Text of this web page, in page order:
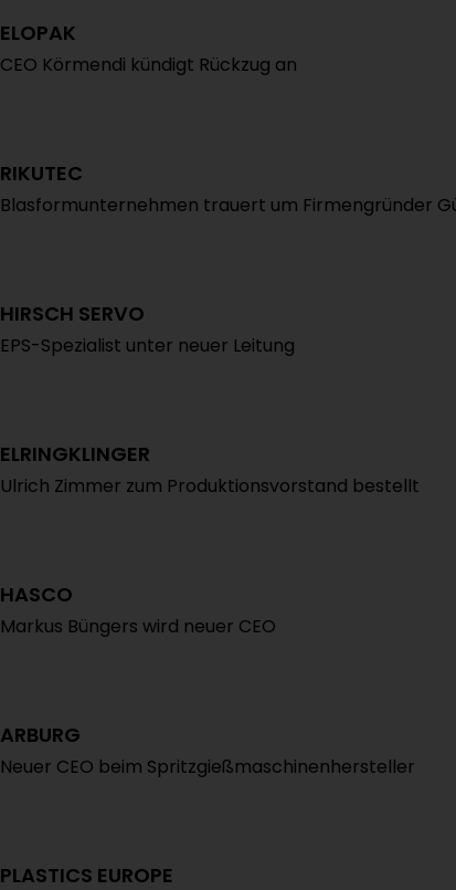
ELOPAK
CEO Körmendi kündigt Rückzug an
RIKUTEC
Blasformunternehmen trauert um Firmengründer
HIRSCH SERVO
EPS-Spezialist unter neuer Leitung
ELRINGKLINGER
Ulrich Zimmer zum Produktionsvorstand bestellt
HASCO
Markus Büngers wird neuer CEO
ARBURG
Neuer CEO beim Spritzgießmaschinenhersteller
PLASTICS EUROPE